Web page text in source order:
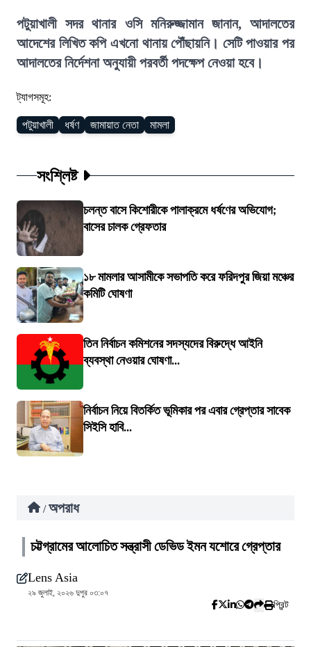
পটুয়াখালী সদর থানার ওসি মনিরুজ্জামান জানান, আদালতের
আদেশের লিখিত কপি এখনো থানায় পৌঁছায়নি। সেটি পাওয়ার পর
আদালতের নির্দেশনা অনুযায়ী পরবর্তী পদক্ষেপ নেওয়া হবে।
ট্যাগসমূহ:
পটুয়াখালী ধর্ষণ জামায়াত নেতা মামলা
সংশ্লিষ্ট
চলন্ত বাসে কিশোরীকে পালাক্রমে ধর্ষণের অভিযোগ;
বাসের চালক গ্রেফতার
১৮ মামলার আসামীকে সভাপতি করে ফরিদপুর জিয়া মঞ্চের
কমিটি ঘোষণা
তিন নির্বাচন কমিশনের সদস্যদের বিরুদ্ধে আইনি
ব্যবস্থা নেওয়ার ঘোষণা...
নির্বাচন নিয়ে বিতর্কিত ভূমিকার পর এবার গ্রেপ্তার সাবেক
সিইসি হাবি...
/ অপরাধ
চট্টগ্রামের আলোচিত সন্ত্রাসী ডেভিড ইমন যশোরে গ্রেপ্তার
Lens Asia
২৯ জুলাই, ২০২৬ দুপুর ০৩:০৭
প্রিন্ট